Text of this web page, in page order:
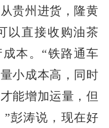
贵州进货，隆黄
以直接收购油茶
本。“铁路通车
小成本高，同时
能增加运量，但
彭涛说，现在好